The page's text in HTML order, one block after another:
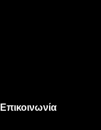
Επικοινωνία